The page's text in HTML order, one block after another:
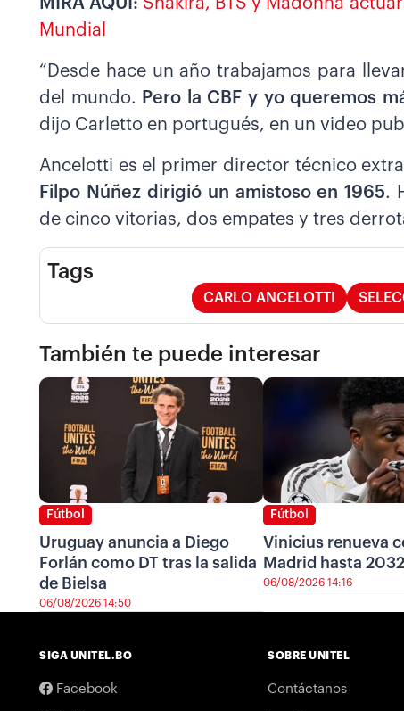
Mundial
“Desde hace un año trabajamos para
del mundo. Pero la CBF y yo queremos
dijo Carletto en portugués, en un video
Ancelotti es el primer director técnico
Filpo Núñez dirigió un amistoso en 1965.
de cinco vitorias, dos empates y tres
Tags
CARLO ANCELOTTI
También te puede interesar
Fútbol
Uruguay anuncia a Diego
Forlán como DT tras la salida
de Bielsa
06/08/2026 14:50
Fútbol
Vinicius renueva
Madrid hasta 2032
06/08/2026 14:16
SIGA UNITEL.BO
Facebook
SOBRE UNITEL
Contáctanos